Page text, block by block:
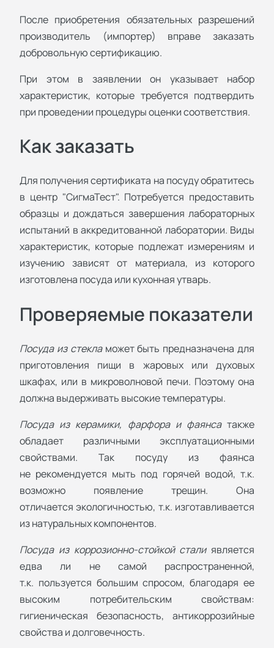
После приобретения обязательных разрешений
производитель (импортер) вправе заказать
добровольную сертификацию.
При этом в заявлении он указывает набор
характеристик, которые требуется подтвердить
при проведении процедуры оценки соответствия.
Как заказать
Для получения сертификата на посуду обратитесь
в центр "СигмаТест". Потребуется предоставить
образцы и дождаться завершения лабораторных
испытаний в аккредитованной лаборатории. Виды
характеристик, которые подлежат измерениям и
изучению зависят от материала, из которого
изготовлена посуда или кухонная утварь.
Проверяемые показатели
Посуда из стекламожет быть предназначена для
приготовления пищи в жаровых или духовых
шкафах, или в микроволновой печи. Поэтому она
должна выдерживать высокие температуры.
Посуда из керамики, фарфора и фаянсатакже
обладает различными эксплуатационными
свойствами. Так посуду из фаянса
не рекомендуется мыть под горячей водой, т.к.
возможно появление трещин. Она
отличается экологичностью, т.к. изготавливается
из натуральных компонентов.
Посуда из коррозионно-стойкой сталиявляется
едва ли не самой распространенной,
т.к. пользуется большим спросом, благодаря ее
высоким потребительским свойствам:
гигиеническая безопасность, антикоррозийные
свойства и долговечность.